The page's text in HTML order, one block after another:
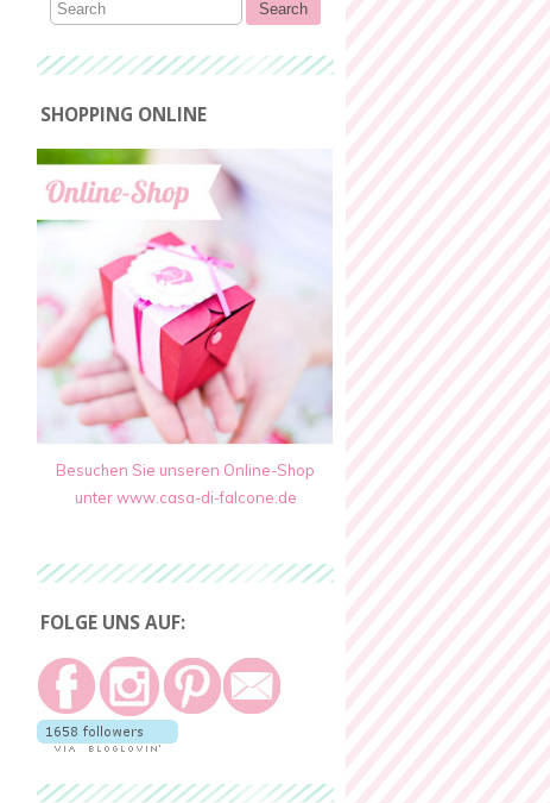
SHOPPING ONLINE
Besuchen Sie unseren Online-Shop
unter www.casa-di-falcone.de
FOLGE UNS AUF: